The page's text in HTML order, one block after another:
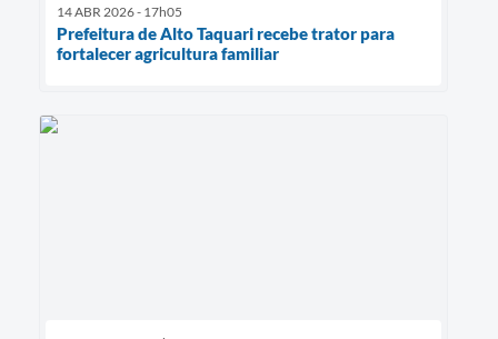
14 ABR 2026 - 17h05
Prefeitura de Alto Taquari recebe trator para
fortalecer agricultura familiar